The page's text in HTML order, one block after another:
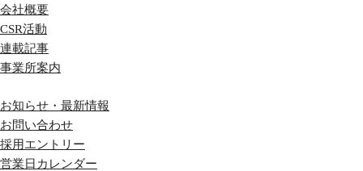
会社概要
CSR活動
連載記事
事業所案内
お知らせ・最新情報
お問い合わせ
採用エントリー
営業日カレンダー